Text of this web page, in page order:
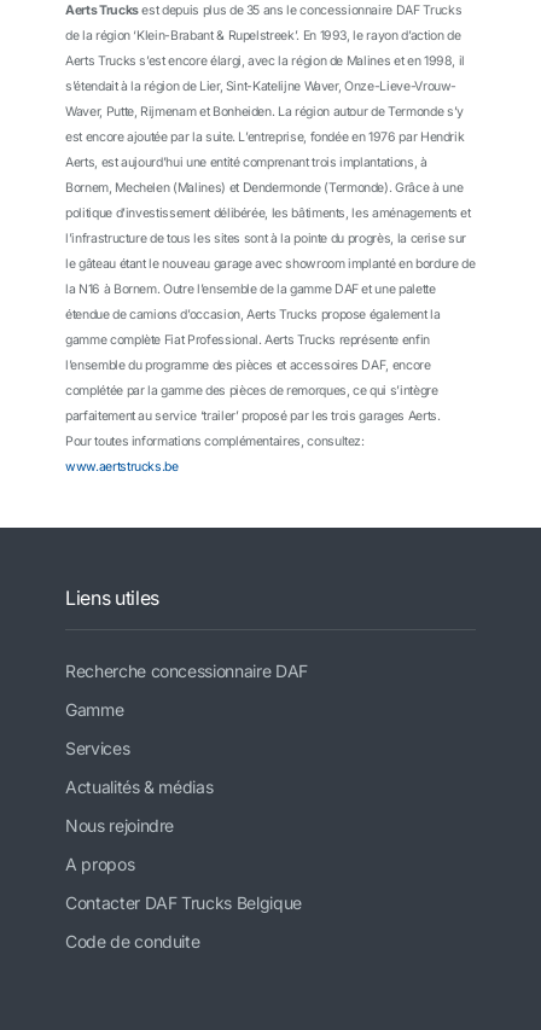
Aerts Trucksest depuis plus de 35 ans le concessionnaire DAF Trucks
de la région ‘Klein-Brabant & Rupelstreek’. En 1993, le rayon d’action de
Aerts Trucks s’est encore élargi, avec la région de Malines et en 1998, il
s’étendait à la région de Lier, Sint-Katelijne Waver, Onze-Lieve-Vrouw-
Waver, Putte, Rijmenam et Bonheiden. La région autour de Termonde s’y
est encore ajoutée par la suite. L’entreprise, fondée en 1976 par Hendrik
Aerts, est aujourd’hui une entité comprenant trois implantations, à
Bornem, Mechelen (Malines) et Dendermonde (Termonde). Grâce à une
politique d’investissement délibérée, les bâtiments, les aménagements et
l’infrastructure de tous les sites sont à la pointe du progrès, la cerise sur
le gâteau étant le nouveau garage avec showroom implanté en bordure de
la N16 à Bornem. Outre l’ensemble de la gamme DAF et une palette
étendue de camions d’occasion, Aerts Trucks propose également la
gamme complète Fiat Professional. Aerts Trucks représente enfin
l’ensemble du programme des pièces et accessoires DAF, encore
complétée par la gamme des pièces de remorques, ce qui s’intègre
parfaitement au service ‘trailer’ proposé par les trois garages Aerts.
Pour toutes informations complémentaires, consultez:
www.aertstrucks.be
Liens utiles
Recherche concessionnaire DAF
Gamme
Services
Actualités & médias
Nous rejoindre
A propos
Contacter DAF Trucks Belgique
Code de conduite